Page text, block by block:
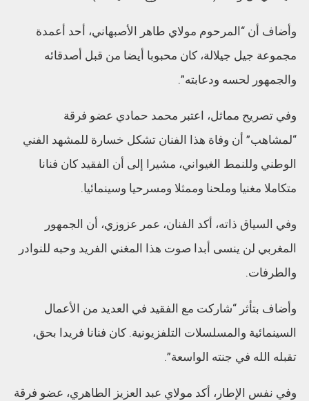
وأضاف أن “المرحوم مولاي طاهر الأصبهاني، أحد أعمدة
مجموعة جيل جيلالة، كان محبوبا أيضا من قبل أصدقائه
والجمهور لحسه ودعابته”.
وفي تصريح مماثل، اعتبر محمد حمادي عضو فرقة
“لمشاهب” أن وفاة هذا الفنان تشكل خسارة للمشهد الفني
الوطني وللنمط الغيواني، مشيرا إلى أن الفقيد كان فنانا
متكاملا مغنيا وملحنا وممثلا ومسرحيا وسينمائيا.
وفي السياق ذاته، أكد الفنان، عمر عزوزي، أن الجمهور
المغربي لن ينسى أبدا صوت هذا المغني الفريد وحبه للنوادر
والطرفات.
وأضاف بتأثر “شاركت مع الفقيد في العديد من الأعمال
السينمائية والمسلسلات التلفزيونية. كان فنانا فريدا بحق،
تقبله الله في جنته الواسعة”.
وفي نفس الإطار، أكد مولاي عبد العزيز الطاهري، عضو فرقة